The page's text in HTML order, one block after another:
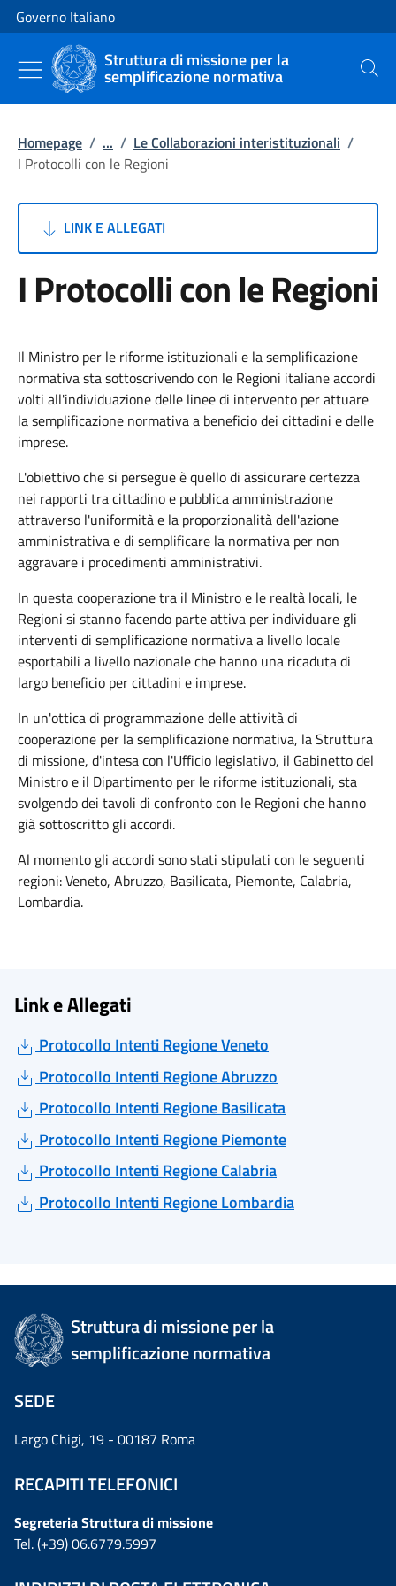
Vai al contenuto
Vai alla navigazione del sito
Governo Italiano
Struttura di missione per la
semplificazione normativa Cerca
Homepage / ... / Le Collaborazioni interistituzionali /
I Protocolli con le Regioni
LINK E ALLEGATI
I Protocolli con le Regioni
Il Ministro per le riforme istituzionali e la semplificazione
normativa sta sottoscrivendo con le Regioni italiane accordi
volti all'individuazione delle linee di intervento per attuare
la semplificazione normativa a beneficio dei cittadini e delle
imprese.
L'obiettivo che si persegue è quello di assicurare certezza
nei rapporti tra cittadino e pubblica amministrazione
attraverso l'uniformità e la proporzionalità dell'azione
amministrativa e di semplificare la normativa per non
aggravare i procedimenti amministrativi.
In questa cooperazione tra il Ministro e le realtà locali, le
Regioni si stanno facendo parte attiva per individuare gli
interventi di semplificazione normativa a livello locale
esportabili a livello nazionale che hanno una ricaduta di
largo beneficio per cittadini e imprese.
In un'ottica di programmazione delle attività di
cooperazione per la semplificazione normativa, la Struttura
di missione, d'intesa con l'Ufficio legislativo, il Gabinetto del
Ministro e il Dipartimento per le riforme istituzionali, sta
svolgendo dei tavoli di confronto con le Regioni che hanno
già sottoscritto gli accordi.
Al momento gli accordi sono stati stipulati con le seguenti
regioni: Veneto, Abruzzo, Basilicata, Piemonte, Calabria,
Lombardia.
Link e Allegati
Protocollo Intenti Regione Veneto
Protocollo Intenti Regione Abruzzo
Protocollo Intenti Regione Basilicata
Protocollo Intenti Regione Piemonte
Protocollo Intenti Regione Calabria
Protocollo Intenti Regione Lombardia
Struttura di missione per la
semplificazione normativa
SEDE
Largo Chigi, 19 - 00187 Roma
RECAPITI TELEFONICI
Segreteria Struttura di missione
Tel. (+39) 06.6779.5997